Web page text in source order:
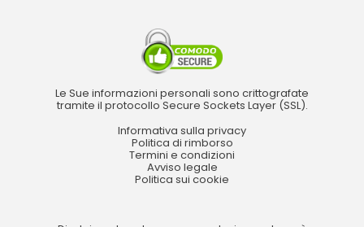
Le Sue informazioni personali sono crittografate
tramite il protocollo Secure Sockets Layer (SSL).
Informativa sulla privacy
Politica di rimborso
Termini e condizioni
Avviso legale
Politica sui cookie